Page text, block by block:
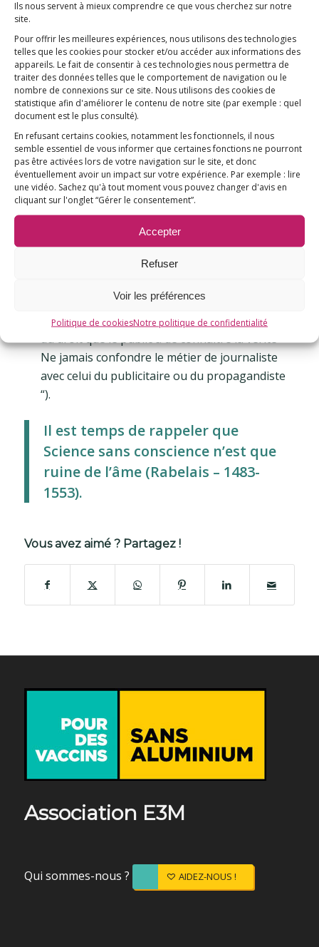
Ils nous servent à mieux comprendre ce que vous cherchez sur notre
site.
Pour offrir les meilleures expériences, nous utilisons des technologies
telles que les cookies pour stocker et/ou accéder aux informations des
appareils. Le fait de consentir à ces technologies nous permettra de
traiter des données telles que le comportement de navigation ou le
nombre de connexions sur ce site. Nous utilisons des cookies de
statistique afin d'améliorer le contenu de notre site (par exemple : quel
document est le plus consulté).
En refusant certains cookies, notamment les fonctionnels, il nous
semble essentiel de vous informer que certaines fonctions ne pourront
pas être activées lors de votre navigation sur le site, et donc
éventuellement avoir un impact sur votre expérience. Par exemple : lire
une vidéo. Sachez qu'à tout moment vous pouvez changer d'avis en
cliquant sur l'onglet “Gérer le consentement”.
Accepter
Refuser
Voir les préférences
Politique de cookiesNotre politique de confidentialité
ET EN FRANCE, QUELLES
OPTIONS ?
Les autorités sanitaires françaises ont
maintenant le choix :soit elles s’arc-boutent
sur leurs certitudes contredites par une science
indépendante de l’industrie pharmaceutique,
soit elles ont la lucidité de s’associer à cette
démarche courageuse venue des USA.
Les journalistes français sont concernés
aussi, par cette nécessaire et inéluctable
introspection. Ils se doivent d’appliquer la
la vérité, quelles qu’en puissent être les
conséquences pour lui-même, et ce, en raison
du droit que le public a de connaître la vérité –
Ne jamais confondre le métier de journaliste
avec celui du publicitaire ou du propagandiste
“).
Il est temps de rappeler que
Science sans conscience n’est que
ruine de l’âme (Rabelais – 1483-
1553).
Vous avez aimé ? Partagez !
Association E3M
Qui sommes-nous ? AIDEZ-NOUS !